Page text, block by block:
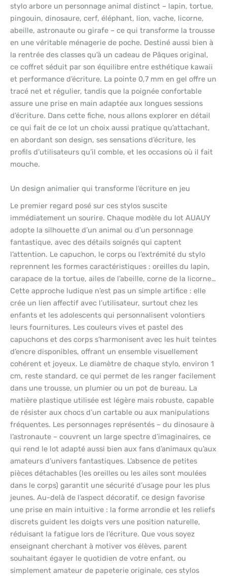
stylo arbore un personnage animal distinct – lapin, tortue,
pingouin, dinosaure, cerf, éléphant, lion, vache, licorne,
abeille, astronaute ou girafe – ce qui transforme la trousse
en une véritable ménagerie de poche. Destiné aussi bien à
la rentrée des classes qu’à un cadeau de Pâques original,
ce coffret séduit par son équilibre entre esthétique kawaii
et performance d’écriture. La pointe 0,7 mm en gel offre un
tracé net et régulier, tandis que la poignée confortable
assure une prise en main adaptée aux longues sessions
d’écriture. Dans cette fiche, nous allons explorer en détail
ce qui fait de ce lot un choix aussi pratique qu’attachant,
en abordant son design, ses sensations d’écriture, les
profils d’utilisateurs qu’il comble, et les occasions où il fait
mouche.
Un design animalier qui transforme l’écriture en jeu
Le premier regard posé sur ces stylos suscite
immédiatement un sourire. Chaque modèle du lot AUAUY
adopte la silhouette d’un animal ou d’un personnage
fantastique, avec des détails soignés qui captent
l’attention. Le capuchon, le corps ou l’extrémité du stylo
reprennent les formes caractéristiques : oreilles du lapin,
carapace de la tortue, ailes de l’abeille, corne de la licorne…
Cette approche ludique n’est pas un simple artifice : elle
crée un lien affectif avec l’utilisateur, surtout chez les
enfants et les adolescents qui personnalisent volontiers
leurs fournitures. Les couleurs vives et pastel des
capuchons et des corps s’harmonisent avec les huit teintes
d’encre disponibles, offrant un ensemble visuellement
cohérent et joyeux. Le diamètre de chaque stylo, environ 1
cm, reste standard, ce qui permet de les ranger facilement
dans une trousse, un plumier ou un pot de bureau. La
matière plastique utilisée est légère mais robuste, capable
de résister aux chocs d’un cartable ou aux manipulations
fréquentes. Les personnages représentés – du dinosaure à
l’astronaute – couvrent un large spectre d’imaginaires, ce
qui rend le lot adapté aussi bien aux fans d’animaux qu’aux
amateurs d’univers fantastiques. L’absence de petites
pièces détachables (les oreilles ou les ailes sont moulées
dans le corps) garantit une sécurité d’usage pour les plus
jeunes. Au-delà de l’aspect décoratif, ce design favorise
une prise en main intuitive : la forme arrondie et les reliefs
discrets guident les doigts vers une position naturelle,
réduisant la fatigue lors de l’écriture. Que vous soyez
enseignant cherchant à motiver vos élèves, parent
souhaitant égayer le quotidien de votre enfant, ou
simplement amateur de papeterie originale, ces stylos